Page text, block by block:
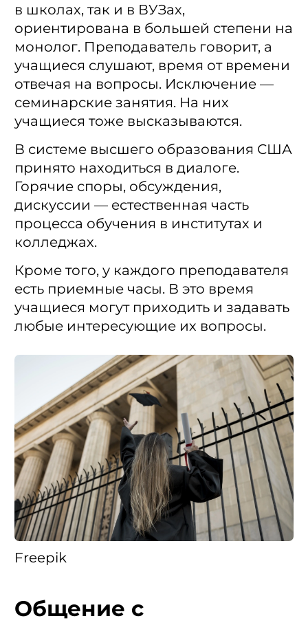
в школах, так и в ВУЗах,
ориентирована в большей степени на
монолог. Преподаватель говорит, а
учащиеся слушают, время от времени
отвечая на вопросы. Исключение —
семинарские занятия. На них
учащиеся тоже высказываются.
В системе высшего образования США
принято находиться в диалоге.
Горячие споры, обсуждения,
дискуссии — естественная часть
процесса обучения в институтах и
колледжах.
Кроме того, у каждого преподавателя
есть приемные часы. В это время
учащиеся могут приходить и задавать
любые интересующие их вопросы.
Freepik
Общение с